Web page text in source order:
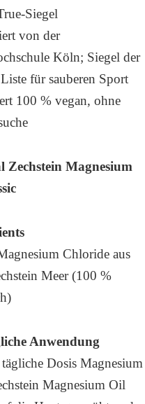
Siegel
von der
Köln; Siegel der
für sauberen Sport
100 % vegan, ohne
Zechstein Magnesium
Chloride aus
Meer (100 %
Anwendung
Dosis Magnesium
Magnesium Oil